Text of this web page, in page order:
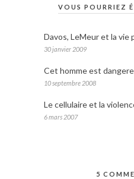
VOUS POURRIEZ
Davos, LeMeur et la vie
30 janvier 2009
Cet homme est
10 septembre 2008
Le cellulaire et la
6 mars 2007
5